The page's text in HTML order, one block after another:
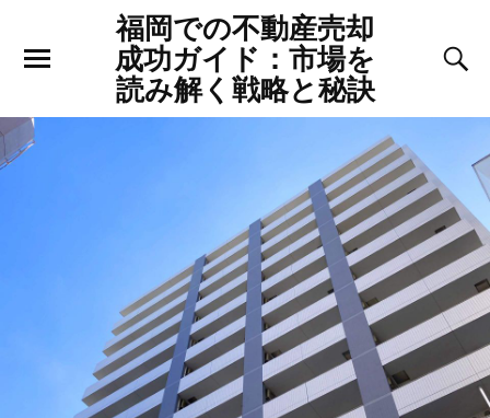
福岡での不動産売却
成功ガイド：市場を
読み解く戦略と秘訣